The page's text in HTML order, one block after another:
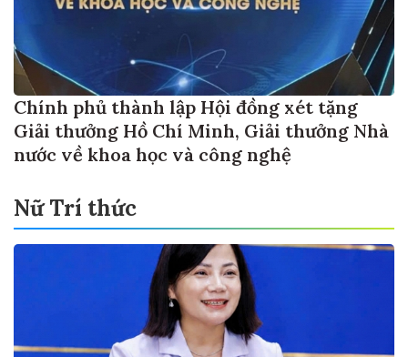
Chính phủ thành lập Hội đồng xét tặng
Giải thưởng Hồ Chí Minh, Giải thưởng Nhà
nước về khoa học và công nghệ
Nữ Trí thức